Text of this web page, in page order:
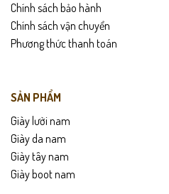
Chính sách bảo hành
Chính sách vận chuyển
Phương thức thanh toán
SẢN PHẨM
Giày lười nam
Giày da nam
Giày tây nam
Giày boot nam